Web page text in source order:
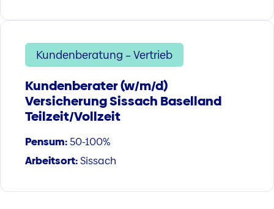
Kundenberatung – Vertrieb
Kundenberater (w/m/d)
Versicherung Sissach Baselland
Teilzeit/Vollzeit
Pensum:50-100%
Arbeitsort:Sissach